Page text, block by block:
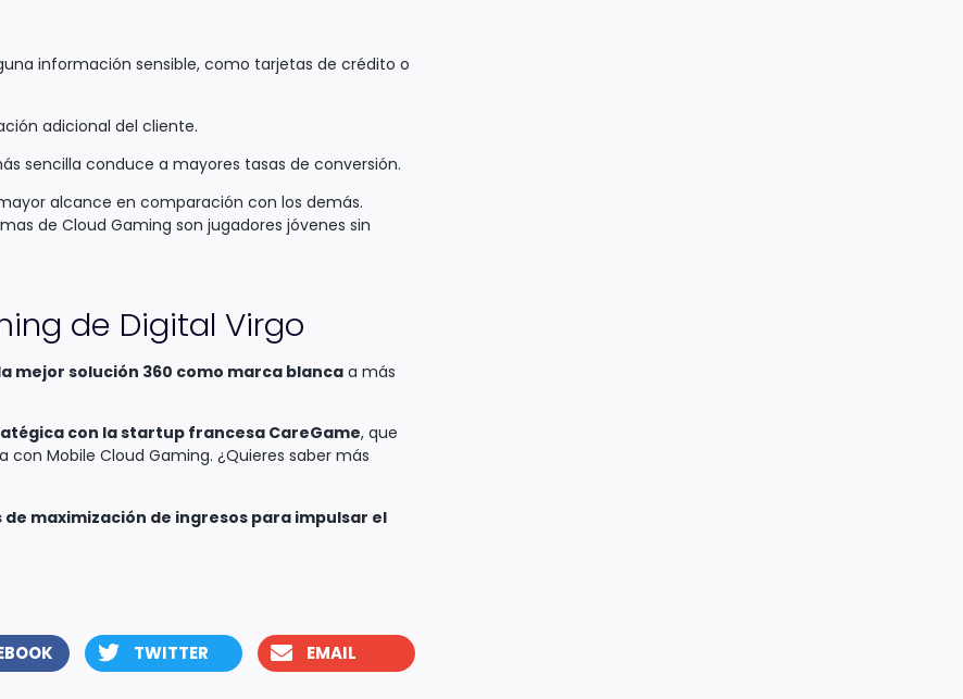
información sensible, como tarjetas de crédito o
adicional del cliente.
sencilla conduce a mayores tasas de conversión.
alcance en comparación con los demás.
de Cloud Gaming son jugadores jóvenes sin
de Digital Virgo
mejor solución 360 como marca blanca a más
con la startup francesa CareGame, que
Mobile Cloud Gaming. ¿Quieres saber más
de maximización de ingresos para impulsar el
TWITTER EMAIL